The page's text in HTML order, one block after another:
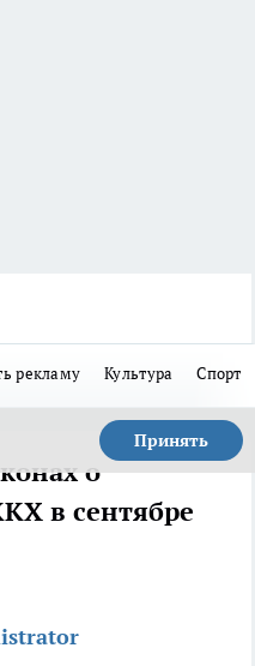
рекламу Культура Спорт
Принять
о
в сентябре